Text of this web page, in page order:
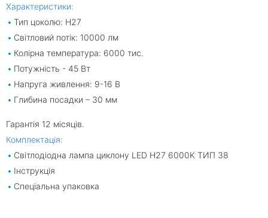
Характеристики:
Тип цоколю: H27
Світловий потік: 10000 лм
Колірна температура: 6000 тис.
Потужність - 45 Вт
Напруга живлення: 9-16 В
Глибина посадки – 30 мм
Гарантія 12 місяців.
Комплектація:
Світлодіодна лампа циклону LED H27 6000K ТИП 38
Інструкція
Спеціальна упаковка